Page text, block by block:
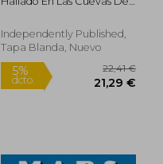
Escrito Apócrifo de
Independently Published,
Tapa Blanda, Nuevo